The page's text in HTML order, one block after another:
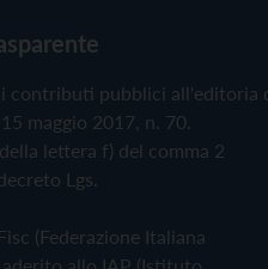
contributi pubblici all'editoria
maggio 2017, n. 70.
lettera f) del comma 2
Lgs.
(Federazione Italiana